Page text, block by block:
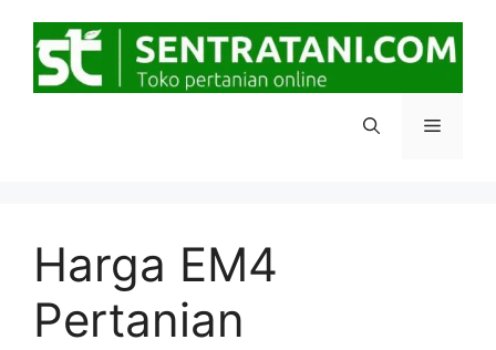
Menu
Harga EM4
Pertanian